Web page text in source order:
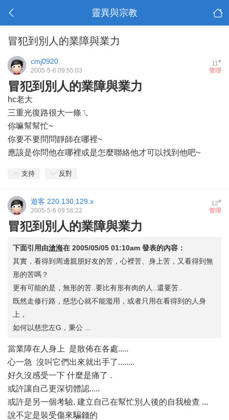
靈異與宗教
冒犯到別人的業障與業力
11#
cmj0920
管理
2005-5-6 09:55:03
冒犯到別人的業障與業力
hc老大
三重光復路很大一條ㄟ
你嘛幫幫忙~
你要不要問問靜師在哪裡~
應該是你問他在哪裡或是怎麼聯絡他才可以找到他吧~
支持 反對
12#
遊客 220.130.129.x
管理
2005-5-6 09:56:22
冒犯到別人的業障與業力
下面引用由滄海在 2005/05/05 01:10am 發表的內容：
其實，看得到周邊親朋好友的苦，心裡苦、身上苦，又看得到無
形的苦嗎？
更有可能的是，無形的苦..要比有形有肉的人..還要苦..
既然走修行路，慈悲心就不能濫用，或者只用在看得到的人身
上，
如何以慈悲左G，秉公 ...
當業障在人身上 是散佈在各處.....
心一急 沒叫它們出來就出手了........
好久沒感受一下 什麼是痛了 .
或許讓自己更深切體認.....
或許是另一個考驗. 建立自己在幫忙別人後的自我檢查 ...
說不定是裝受傷來騙錢的